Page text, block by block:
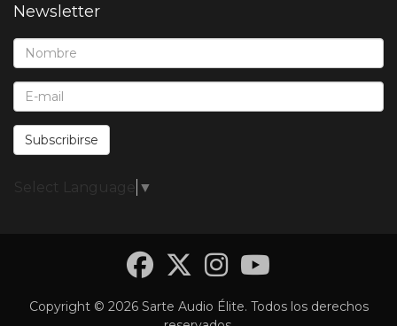
Newsletter
Nombre*:
E-Mail*:
Subscribirse
Select Language ▼
Facebook
Twitter
Copyright © 2026 Sarte Audio Élite. Todos los derechos